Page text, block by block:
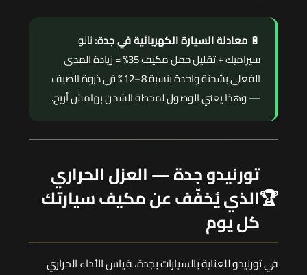
🔋 معادلة السيارة الكهربائية في جدة:نانو
سيراميك + تقليل حمل مكيف 35% = زيادة المدى
الفعلي بشحنة واحدة بنسبة 8–12% في ذروة الصيف
— وهذا يعني الوصول لمحطة الشحن بهامش أريح.
🏆
تورنيدو جدة — العزل الحراري
الذي يُخفّف عن مكيف سيارتك
كل يوم
في تورنيدو للعناية بالسيارات بجدة، قياس الأداء الحراري